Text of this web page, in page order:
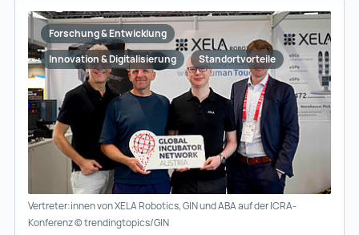
Forschung & Entwicklung
Innovation & Digitalisierung
Standortvorteile
Vertreter:innen von XELA Robotics, GIN und ABA auf der ICRA-
Konferenz © trendingtopics/GIN